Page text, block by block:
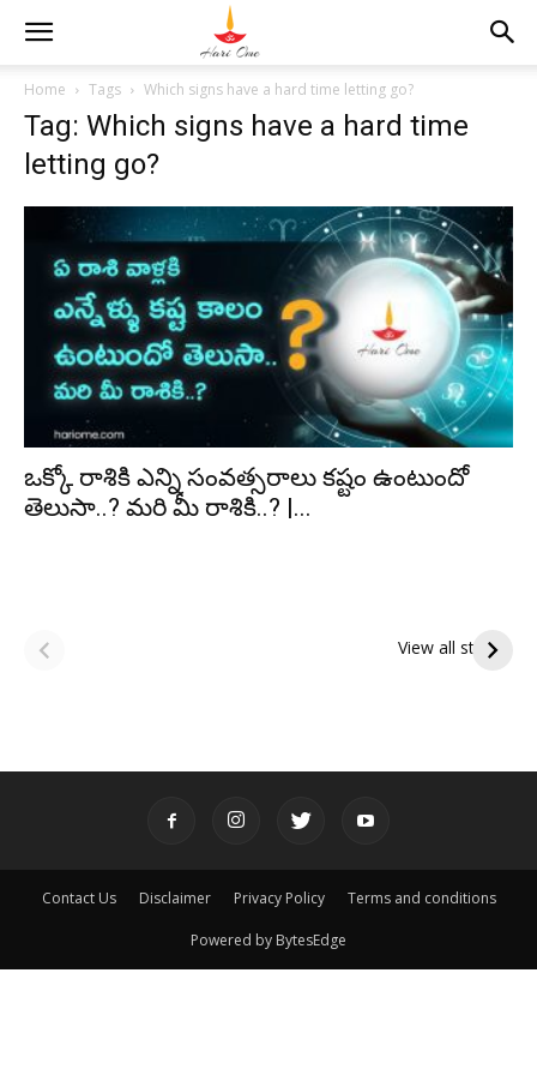
Home Tags Which signs have a hard time letting go?
Tag: Which signs have a hard time
letting go?
ఒక్కో రాశికి ఎన్ని సంవత్సరాలు కష్టం ఉంటుందో
తెలుసా..? మరి మీ రాశికి..? |...
View all stories
పితృదేవతల ఆశీర్వాదం
ఇంద్రకీలాద్రి గిరి ప్రదక్షిణ
Contact Us Disclaimer Privacy Policy Terms and conditions
Powered by BytesEdge